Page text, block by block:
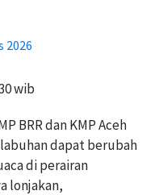
2026
wib
BRR dan KMP Aceh
dapat berubah
di perairan
lonjakan,